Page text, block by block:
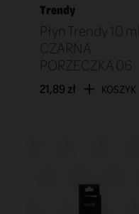
Trendy
Płyn Trendy 10 ml
CZARNA
PORZECZKA 06
21,89 zł KOSZYK